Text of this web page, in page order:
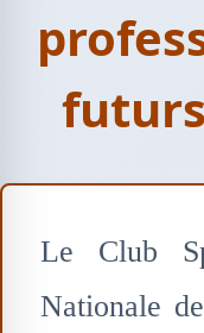
Le Club
Nationale